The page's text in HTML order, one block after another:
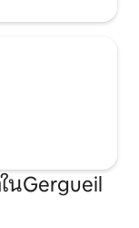
นGergueil